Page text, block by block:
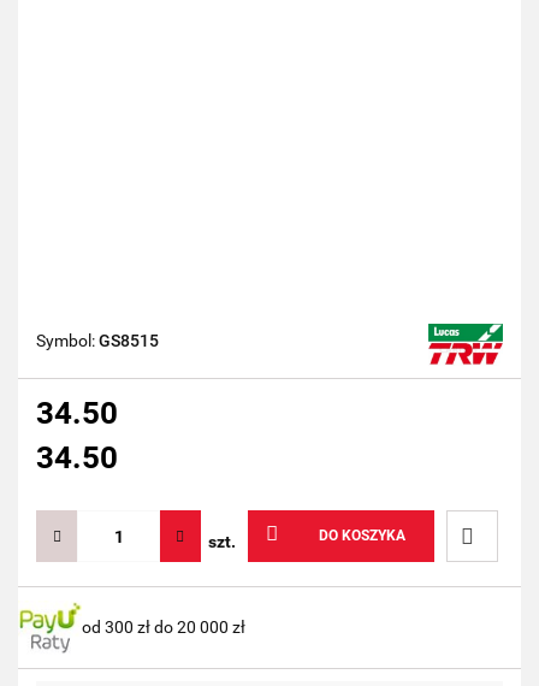
Symbol:GS8515
34.50
34.50
szt. DO KOSZYKA
Do
od 300 zł do 20 000 zł